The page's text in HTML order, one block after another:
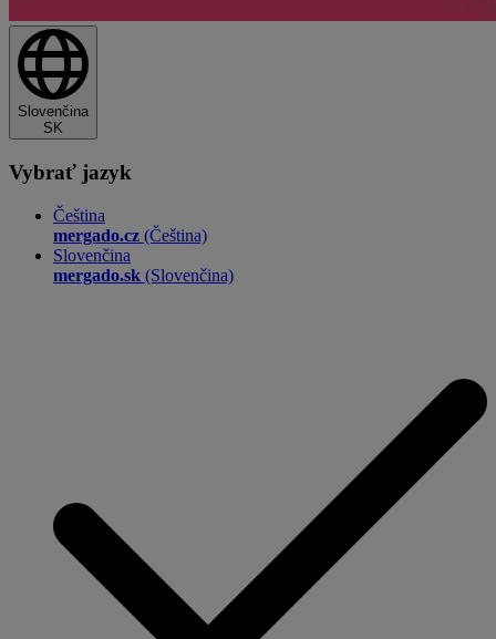
Slovenčina
SK
Vybrať jazyk
Čeština
mergado.cz (Čeština)
Slovenčina
mergado.sk (Slovenčina)